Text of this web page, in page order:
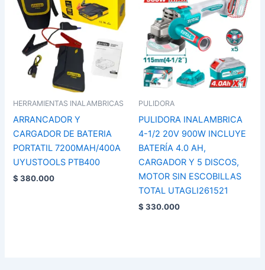
HERRAMIENTAS INALAMBRICAS
ARRANCADOR Y
CARGADOR DE BATERIA
PORTATIL 7200MAH/400A
UYUSTOOLS PTB400
$ 380.000
PULIDORA
PULIDORA INALAMBRICA
4-1/2 20V 900W INCLUYE
BATERÍA 4.0 AH,
CARGADOR Y 5 DISCOS,
MOTOR SIN ESCOBILLAS
TOTAL UTAGLI261521
$ 330.000